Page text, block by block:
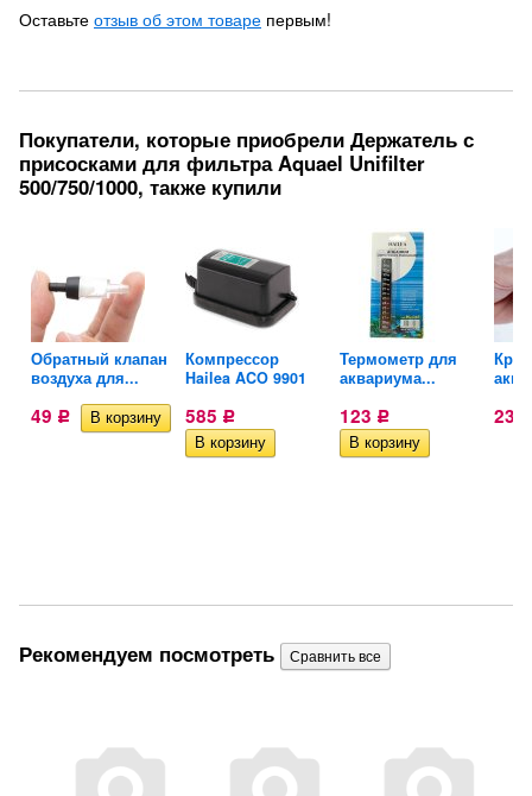
Оставьте отзыв об этом товаре первым!
Покупатели, которые приобрели Держатель с
присосками для фильтра Aquael Unifilter
500/750/1000, также купили
Обратный клапан
воздуха для...
49 Р
Компрессор
Hailea ACO 9901
585 Р
Термометр для
аквариума...
123 Р 23
Рекомендуем посмотреть